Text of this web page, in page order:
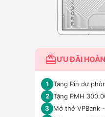
ƯU ĐÃI
1 Tặng Pin dự
2 Tặng PMH
3
Mở thẻ VPBank